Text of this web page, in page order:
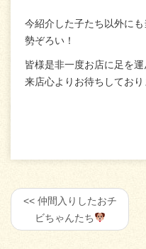
今紹介した子たち以外に
勢ぞろい！
皆様是非一度お店に足を
来店心よりお待ちしており
仲間入りしたおチ
ビちゃんたち